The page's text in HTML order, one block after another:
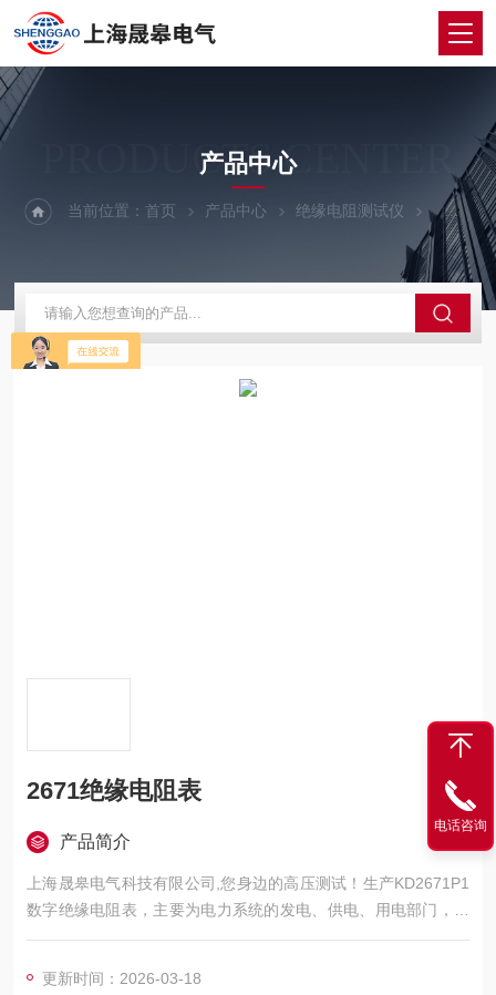
PRODUCTS CENTER
产品中心
当前位置：首页 产品中心 绝缘电阻测试仪 智能双
2671绝缘电阻表
产品简介
上海晟皋电气科技有限公司,您身边的高压测试！生产KD2671P1
数字绝缘电阻表，主要为电力系统的发电、供电、用电部门，科
研机构与电力设备相关的生产企业，提供的高压试验设备和检测
更新时间：2026-03-18
电话咨询